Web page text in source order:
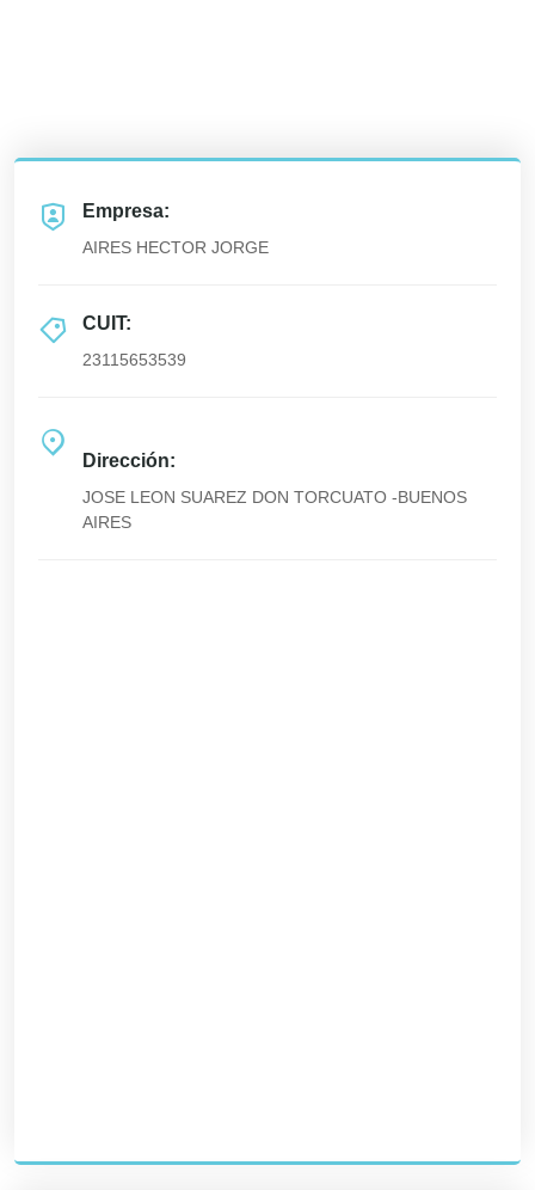
Empresa:
AIRES HECTOR JORGE
CUIT:
23115653539
Dirección:
JOSE LEON SUAREZ DON TORCUATO -BUENOS
AIRES